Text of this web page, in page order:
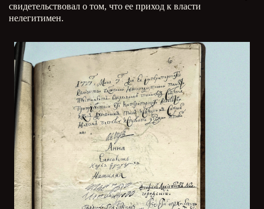
свидетельствовал о том, что ее приход к власти
нелегитимен.